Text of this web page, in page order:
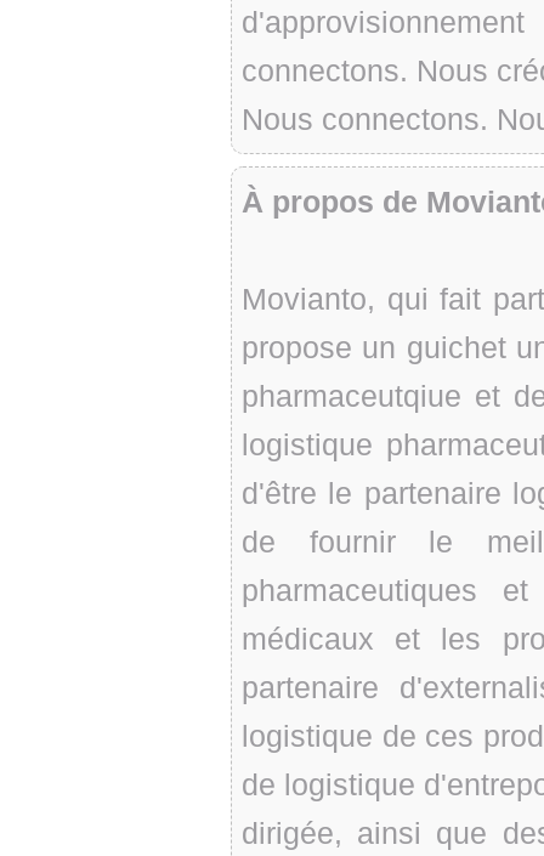
connectons. Nous
Nous connectons.
À propos de
Movianto, qui fait
propose un guichet
pharmaceutqiue et
logistique
d'être le partenaire
de fournir le
pharmaceutiques
médicaux et les
partenaire
logistique de ces
de logistique
dirigée, ainsi que